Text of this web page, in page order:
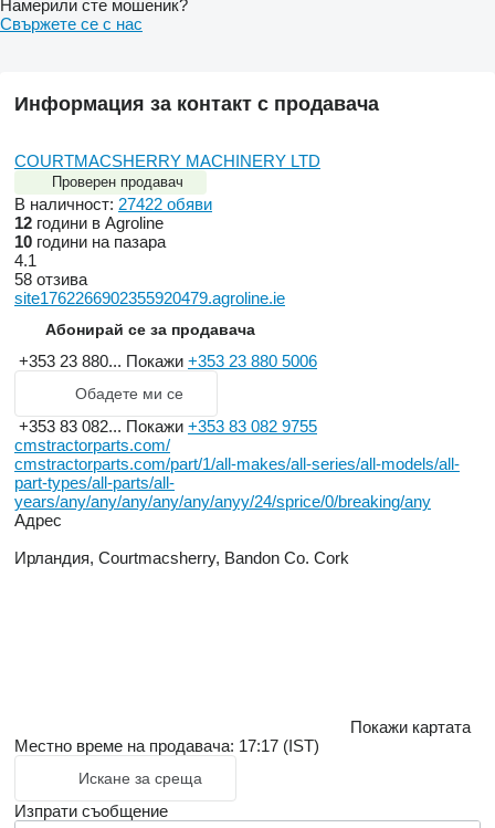
Намерили сте мошеник?
Свържете се с нас
Информация за контакт с продавача
COURTMACSHERRY MACHINERY LTD
Проверен продавач
В наличност: 27422 обяви
12 години в Agroline
10 години на пазара
4.1
58 отзива
site1762266902355920479.agroline.ie
Абонирай се за продавача
+353 23 880... Покажи +353 23 880 5006
Обадете ми се
+353 83 082... Покажи +353 83 082 9755
cmstractorparts.com/
cmstractorparts.com/part/1/all-makes/all-series/all-models/all-
part-types/all-parts/all-
years/any/any/any/any/any/anyy/24/sprice/0/breaking/any
Адрес
Ирландия, Courtmacsherry, Bandon Co. Cork
Покажи картата
Местно време на продавача: 17:17 (IST)
Искане за среща
Изпрати съобщение